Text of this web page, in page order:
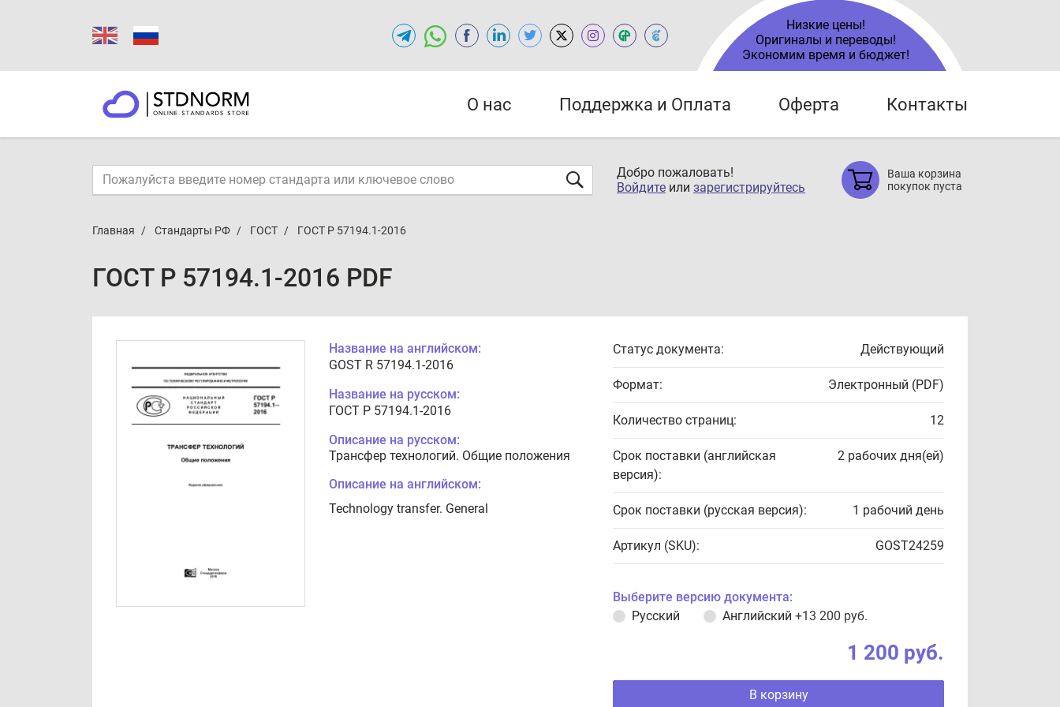
Низкие цены!
Оригиналы и переводы!
Экономим время и бюджет!
О нас Поддержка и Оплата Оферта Контакты
Добро пожаловать!
Войдите или зарегистрируйтесь
Ваша корзина
покупок пуста
Главная Стандарты РФ ГОСТ ГОСТ Р 57194.1-2016
ГОСТ Р 57194.1-2016 PDF
Название на английском:
GOST R 57194.1-2016
Название на русском:
ГОСТ Р 57194.1-2016
Описание на русском:
Трансфер технологий. Общие положения
Описание на английском:
Technology transfer. General
Статус документа: Действующий
Формат: Электронный (PDF)
Количество страниц: 12
Срок поставки (английская
версия):
2 рабочих дня(ей)
Срок поставки (русская версия): 1 рабочий день
Артикул (SKU): GOST24259
Выберите версию документа:
Русский
Английский +13 200 руб.
1 200 руб.
В корзину